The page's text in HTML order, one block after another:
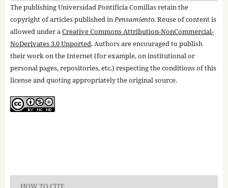
The publishing Universidad Pontificia Comillas retain the
copyright of articles published inPensamiento. Reuse of content is
allowed under aCreative Commons Attribution-NonCommercial-
NoDerivates 3.0 Unported. Authors are encouraged to publish
their work on the Internet (for example, on institutional or
personal pages, repositories, etc.) respecting the conditions of this
license and quoting appropriately the original source.
HOW TO CITE